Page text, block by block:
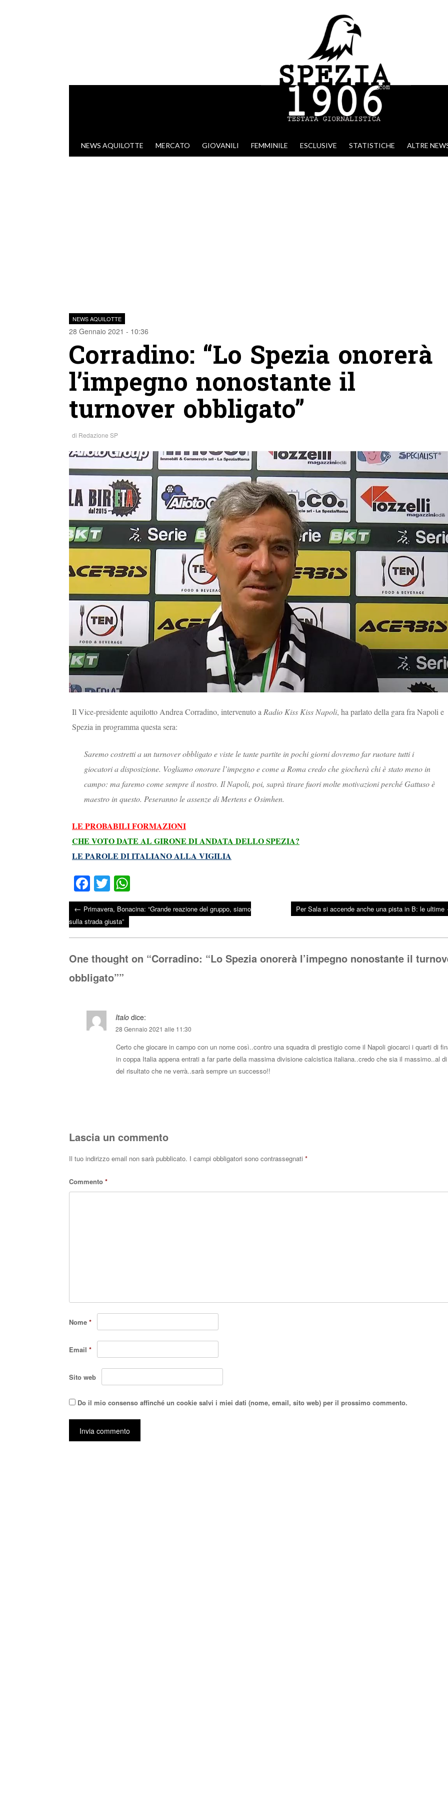
VAI AL CONTENUTO
NEWS AQUILOTTE MERCATO GIOVANILI FEMMINILE ESCLUSIVE STATISTICHE ALTRE
NEWS AQUILOTTE
28 Gennaio 2021 - 10:36
Corradino: “Lo Spezia onorerà
l’impegno nonostante il
turnover obbligato”
di Redazione SP
Il Vice-presidente aquilotto Andrea Corradino, intervenuto a Radio Kiss Kiss Napoli, ha parlato della gara fra Napoli e
Spezia in programma questa sera:
Saremo costretti a un turnover obbligato e viste le tante partite in pochi giorni dovremo far ruotare tutti i
giocatori a disposizione. Vogliamo onorare l’impegno e come a Roma credo che giocherà chi è stato meno in
campo: ma faremo come sempre il nostro. Il Napoli, poi, saprà tirare fuori molte motivazioni perché Gattuso è
maestro in questo. Peseranno le assenze di Mertens e Osimhen.
LE PROBABILI FORMAZIONI
CHE VOTO DATE AL GIRONE DI ANDATA DELLO SPEZIA?
LE PAROLE DI ITALIANO ALLA VIGILIA
Fa
ce
bo
ok
T
wi
tte
r
ha
ts
Post navigation
← Primavera, Bonacina: “Grande reazione del gruppo, siamo
sulla strada giusta”
Per Sala si accende anche una pista in B: le ultime
One thought on “Corradino: “Lo Spezia onorerà l’impegno nonostante il
obbligato””
Italo dice:
28 Gennaio 2021 alle 11:30
Certo che giocare in campo con un nome così..contro una squadra di prestigio come il Napoli giocarci i quarti di
in coppa Italia appena entrati a far parte della massima divisione calcistica italiana..credo che sia il massimo..al
del risultato che ne verrà..sarà sempre un successo!!
Lascia un commento
Il tuo indirizzo email non sarà pubblicato. I campi obbligatori sono contrassegnati *
Commento *
Nome *
Email *
Sito web
Do il mio consenso affinché un cookie salvi i miei dati (nome, email, sito web) per il prossimo commento.